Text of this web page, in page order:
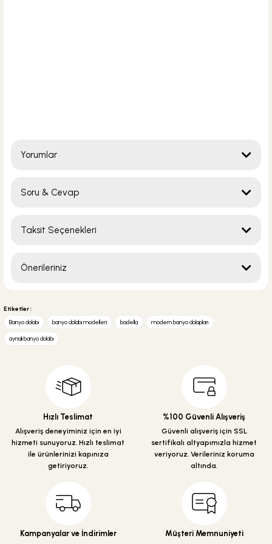
Yorumlar
Soru & Cevap
Taksit Seçenekleri
Önerileriniz
yetersiz gördüğünüz noktaları öneri formunu kullanarak tarafımıza
Görüş ve önerileriniz için teşekkür ederiz.
Ürün açıklamasında eksik bilgiler bulunuyor.
Ürün bilgilerinde hatalar bulunuyor.
Bu ürüne benzer farklı alternatifler olmalı.
Etiketler :
Banyo dolabı
banyo dolabı modelleri badella modern banyo dolapları
aynalı banyo dolabı
Hızlı Teslimat
Alışveriş deneyiminiz için en iyi
hizmeti sunuyoruz. Hızlı teslimat
ile ürünlerinizi kapınıza
getiriyoruz.
%100 Güvenli Alışveriş
Güvenli alışveriş için SSL
sertifikalı altyapımızla hizmet
veriyoruz. Verileriniz koruma
altında.
Kampanyalar ve İndirimler Müşteri Memnuniyeti